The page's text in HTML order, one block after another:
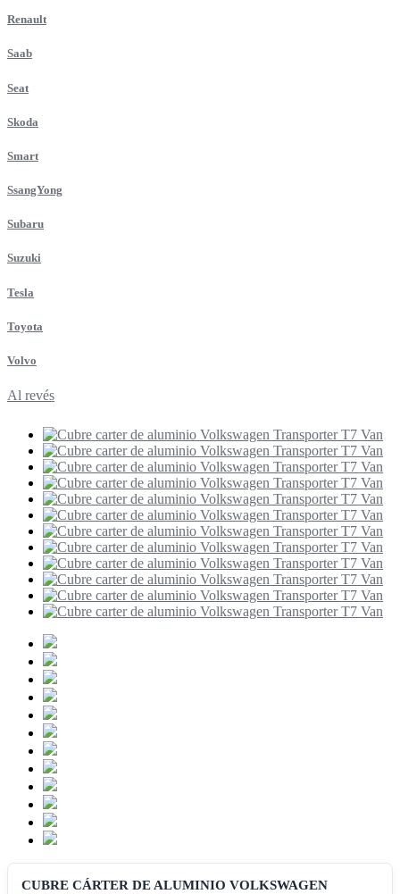
Renault
Saab
Seat
Skoda
Smart
SsangYong
Subaru
Suzuki
Tesla
Toyota
Volvo
Al revés
CUBRE CÁRTER DE ALUMINIO VOLKSWAGEN